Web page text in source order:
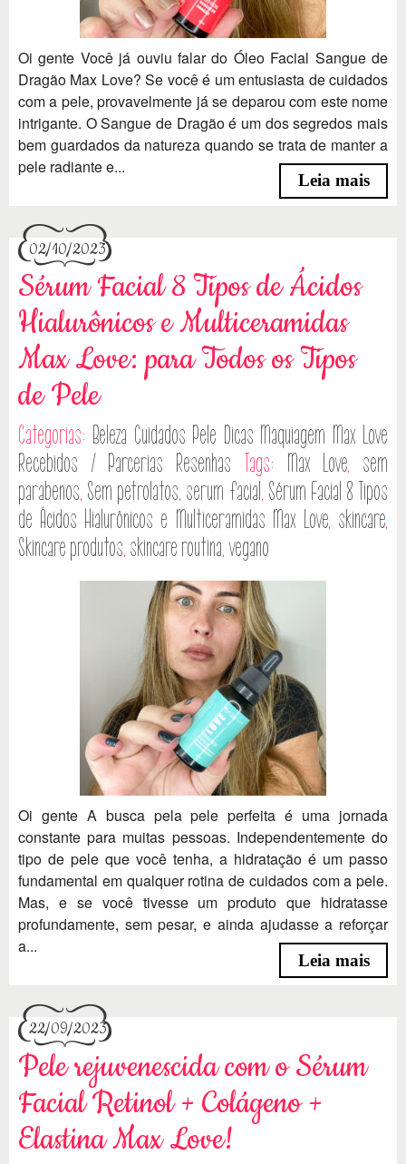
Oi gente Você já ouviu falar do Óleo Facial Sangue de
Dragão Max Love? Se você é um entusiasta de cuidados
com a pele, provavelmente já se deparou com este nome
intrigante. O Sangue de Dragão é um dos segredos mais
bem guardados da natureza quando se trata de manter a
pele radiante e...
Leia mais
02/10/2023
Sérum Facial 8 Tipos de Ácidos
Hialurônicos e Multiceramidas
Max Love: para Todos os Tipos
de Pele
Categorias: Beleza Cuidados Pele Dicas Maquiagem Max Love
Recebidos / Parcerias Resenhas Tags: Max Love, sem
parabenos, Sem petrolatos, serum facial, Sérum Facial 8 Tipos
de Ácidos Hialurônicos e Multiceramidas Max Love, skincare,
Skincare produtos, skincare routina,vegano
Oi gente A busca pela pele perfeita é uma jornada
constante para muitas pessoas. Independentemente do
tipo de pele que você tenha, a hidratação é um passo
fundamental em qualquer rotina de cuidados com a pele.
Mas, e se você tivesse um produto que hidratasse
profundamente, sem pesar, e ainda ajudasse a reforçar
a...
Leia mais
22/09/2023
Pele rejuvenescida com o Sérum
Facial Retinol + Colágeno +
Elastina Max Love!